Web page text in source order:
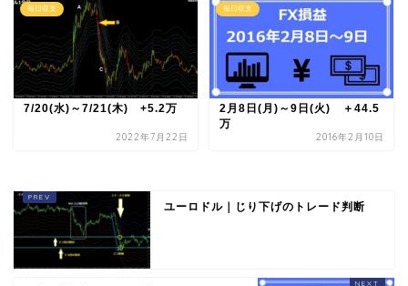
毎日収支
7/20(水)～7/21(木) +5.2万
2022年7月22日
毎日収支
2月8日(月)～9日(火) ＋44.5
万
2016年2月10日
ユーロドル｜じり下げのトレード判断